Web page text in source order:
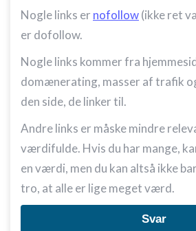
Nogle links er nofollow(ikke ret
er dofollow.
Nogle links kommer fra
domænerating, masser af trafik
den side, de linker til.
Andre links er måske mindre
værdifulde. Hvis du har mange,
en værdi, men du kan altså ikke
tro, at alle er lige meget værd.
Svar
Nødvendig
Ydeevne
Funktionel